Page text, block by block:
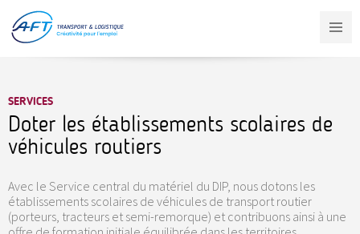
contenu
principal
SERVICES
Doter les établissements scolaires de
véhicules routiers
Avec le Service central du matériel du DIP, nous dotons les
établissements scolaires de véhicules de transport routier
(porteurs, tracteurs et semi-remorque) et contribuons ainsi à une